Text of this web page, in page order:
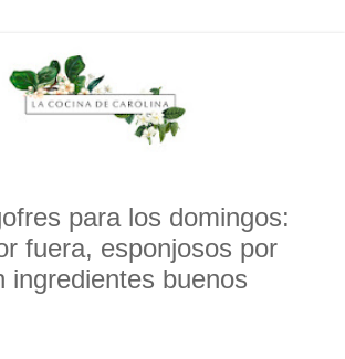
para los domingos:
fuera, esponjosos por
ingredientes buenos